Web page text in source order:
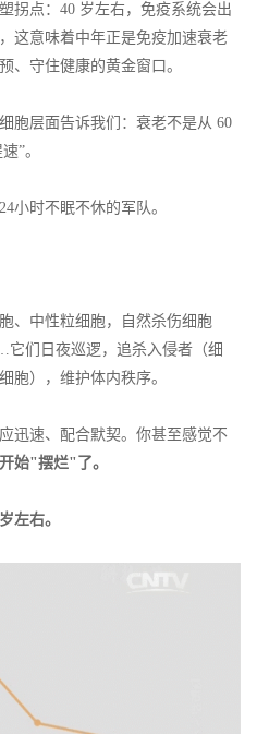
拐点：40 岁左右，免疫系统会出
这意味着中年正是免疫加速衰老
、守住健康的黄金窗口。
胞层面告诉我们：衰老不是从 60
”。
小时不眠不休的军队。
、中性粒细胞，自然杀伤细胞
们日夜巡逻，追杀入侵者（细
胞），维护体内秩序。
迅速、配合默契。你甚至感觉不
始"摆烂"了。
左右。